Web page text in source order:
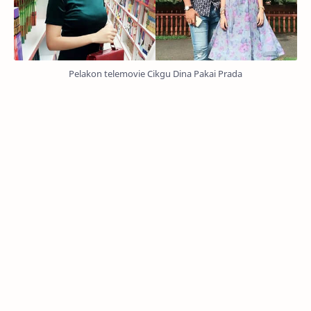
Pelakon telemovie Cikgu Dina Pakai Prada